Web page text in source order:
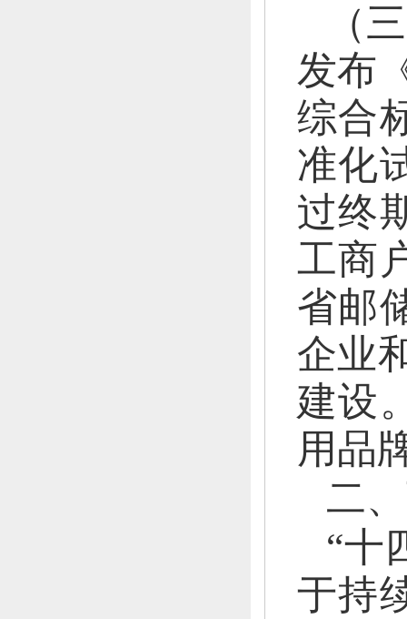
（
发布
综合
准化
过终
工商
省邮
企业
建设
用品
二、
“十
于持